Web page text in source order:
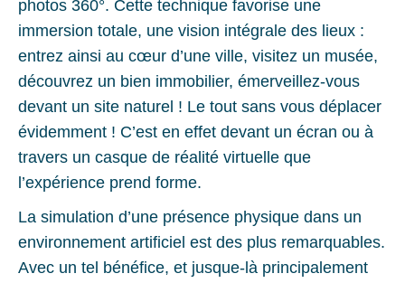
photos 360°. Cette technique favorise une
immersion totale, une vision intégrale des lieux :
entrez ainsi au cœur d’une ville, visitez un musée,
découvrez un bien immobilier, émerveillez-vous
devant un site naturel ! Le tout sans vous déplacer
évidemment ! C’est en effet devant un écran ou à
travers un casque de réalité virtuelle que
l’expérience prend forme.
La simulation d’une présence physique dans un
environnement artificiel est des plus remarquables.
Avec un tel bénéfice, et jusque-là principalement